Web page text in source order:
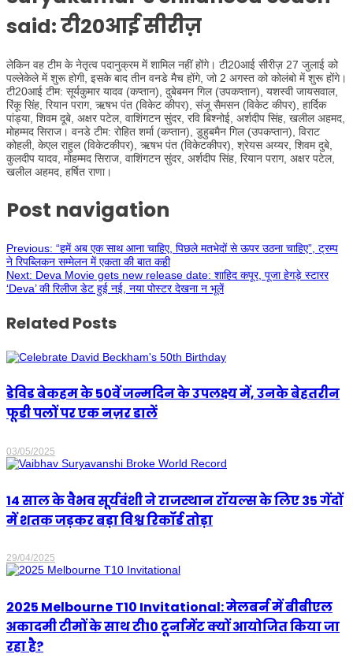
said: टी20आई सीरीज़
लेकिन वह टीम के नेतृत्व पदानुक्रम में शामिल नहीं होंगे। टी20आई सीरीज़ 27 जुलाई को
पल्लेकेले में शुरू होगी, इसके बाद तीन वनडे मैच होंगे, जो 2 अगस्त को कोलंबो में शुरू होंगे।
टी20आई टीम: सूर्यकुमार यादव (कप्तान), दुबेबमन गिल (उपकप्तान), यशस्वी जायसवाल,
रिंकू सिंह, रियान पराग, ऋषभ पंत (विकेट कीपर), संजू सैमसन (विकेट कीपर), हार्दिक
पांड्या, शिवम दूबे, अक्षर पटेल, वाशिंगटन सुंदर, रवि बिश्नोई, अर्शदीप सिंह, खलील अहमद,
मोहम्मद सिराज। वनडे टीम: रोहित शर्मा (कप्तान), डुहुबमैन गिल (उपकप्तान), विराट
कोहली, केएल राहुल (विकेटकीपर), ऋषभ पंत (विकेटकीपर), श्रेयस अय्यर, शिवम दुबे,
कुलदीप यादव, मोहम्मद सिराज, वाशिंगटन सुंदर, अर्शदीप सिंह, रियान पराग, अक्षर पटेल,
खलील अहमद, हर्षित राणा।
Post navigation
Previous: “हमें अब एक साथ आना चाहिए, पिछले मतभेदों से ऊपर उठना चाहिए”, ट्रम्प
ने रिपब्लिकन सम्मेलन में एकता की बात कही
Next: Deva Movie gets new release date: शाहिद कपूर, पूजा हेगड़े स्टारर
‘Deva’ की रिलीज डेट हुई नई, नया पोस्टर देखना न भूलें
Related Posts
डेविड बेकहम के 50वें जन्मदिन के उपलक्ष्य में, उनके बेहतरीन
फूडी पलों पर एक नज़र डालें
03/05/2025
14 साल के वैभव सूर्यवंशी ने राजस्थान रॉयल्स के लिए 35 गेंदों
में शतक जड़कर बड़ा विश्व रिकॉर्ड तोड़ा
29/04/2025
2025 Melbourne T10 Invitational: मेलबर्न में बीबीएल
अकादमी टीमों के साथ टी10 टूर्नामेंट क्यों आयोजित किया जा
रहा है?